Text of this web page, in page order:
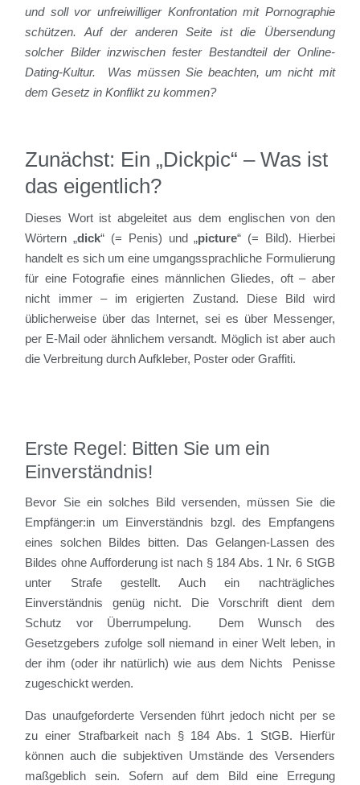
und soll vor unfreiwilliger Konfrontation mit Pornographie
schützen. Auf der anderen Seite ist die Übersendung
solcher Bilder inzwischen fester Bestandteil der Online-
Dating-Kultur. Was müssen Sie beachten, um nicht mit
dem Gesetz in Konflikt zu kommen?
Zunächst: Ein „Dickpic“ – Was ist
das eigentlich?
Dieses Wort ist abgeleitet aus dem englischen von den
Wörtern „dick“ (= Penis) und „picture“ (= Bild). Hierbei
handelt es sich um eine umgangssprachliche Formulierung
für eine Fotografie eines männlichen Gliedes, oft – aber
nicht immer – im erigierten Zustand. Diese Bild wird
üblicherweise über das Internet, sei es über Messenger,
per E-Mail oder ähnlichem versandt. Möglich ist aber auch
die Verbreitung durch Aufkleber, Poster oder Graffiti.
Erste Regel: Bitten Sie um ein
Einverständnis!
Bevor Sie ein solches Bild versenden, müssen Sie die
Empfänger:in um Einverständnis bzgl. des Empfangens
eines solchen Bildes bitten. Das Gelangen-Lassen des
Bildes ohne Aufforderung ist nach § 184 Abs. 1 Nr. 6 StGB
unter Strafe gestellt. Auch ein nachträgliches
Einverständnis genüg nicht. Die Vorschrift dient dem
Schutz vor Überrumpelung. Dem Wunsch des
Gesetzgebers zufolge soll niemand in einer Welt leben, in
der ihm (oder ihr natürlich) wie aus dem Nichts Penisse
zugeschickt werden.
Das unaufgeforderte Versenden führt jedoch nicht per se
zu einer Strafbarkeit nach § 184 Abs. 1 StGB. Hierfür
können auch die subjektiven Umstände des Versenders
maßgeblich sein. Sofern auf dem Bild eine Erregung